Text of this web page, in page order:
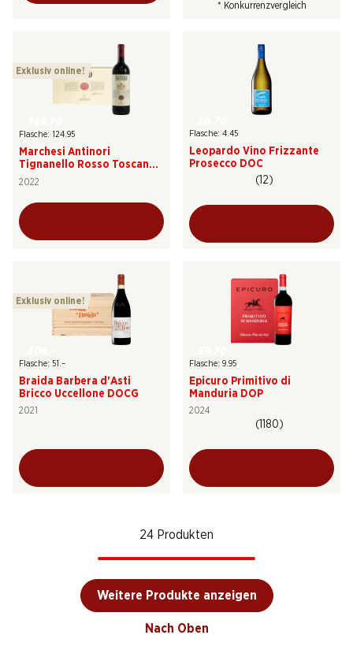
* Konkurrenzvergleich
Exklusiv online!
Flasche: 124.95
Marchesi Antinori
Tignanello Rosso Toscana
IGT
2022
Flasche: 4.45
Leopardo Vino Frizzante
Prosecco DOC
(12)
Exklusiv online!
Flasche: 51.–
Braida Barbera d'Asti
Bricco Uccellone DOCG
2021
Flasche: 9.95
Epicuro Primitivo di
Manduria DOP
2024
(1180)
24 Produkten
Weitere Produkte anzeigen
Nach Oben